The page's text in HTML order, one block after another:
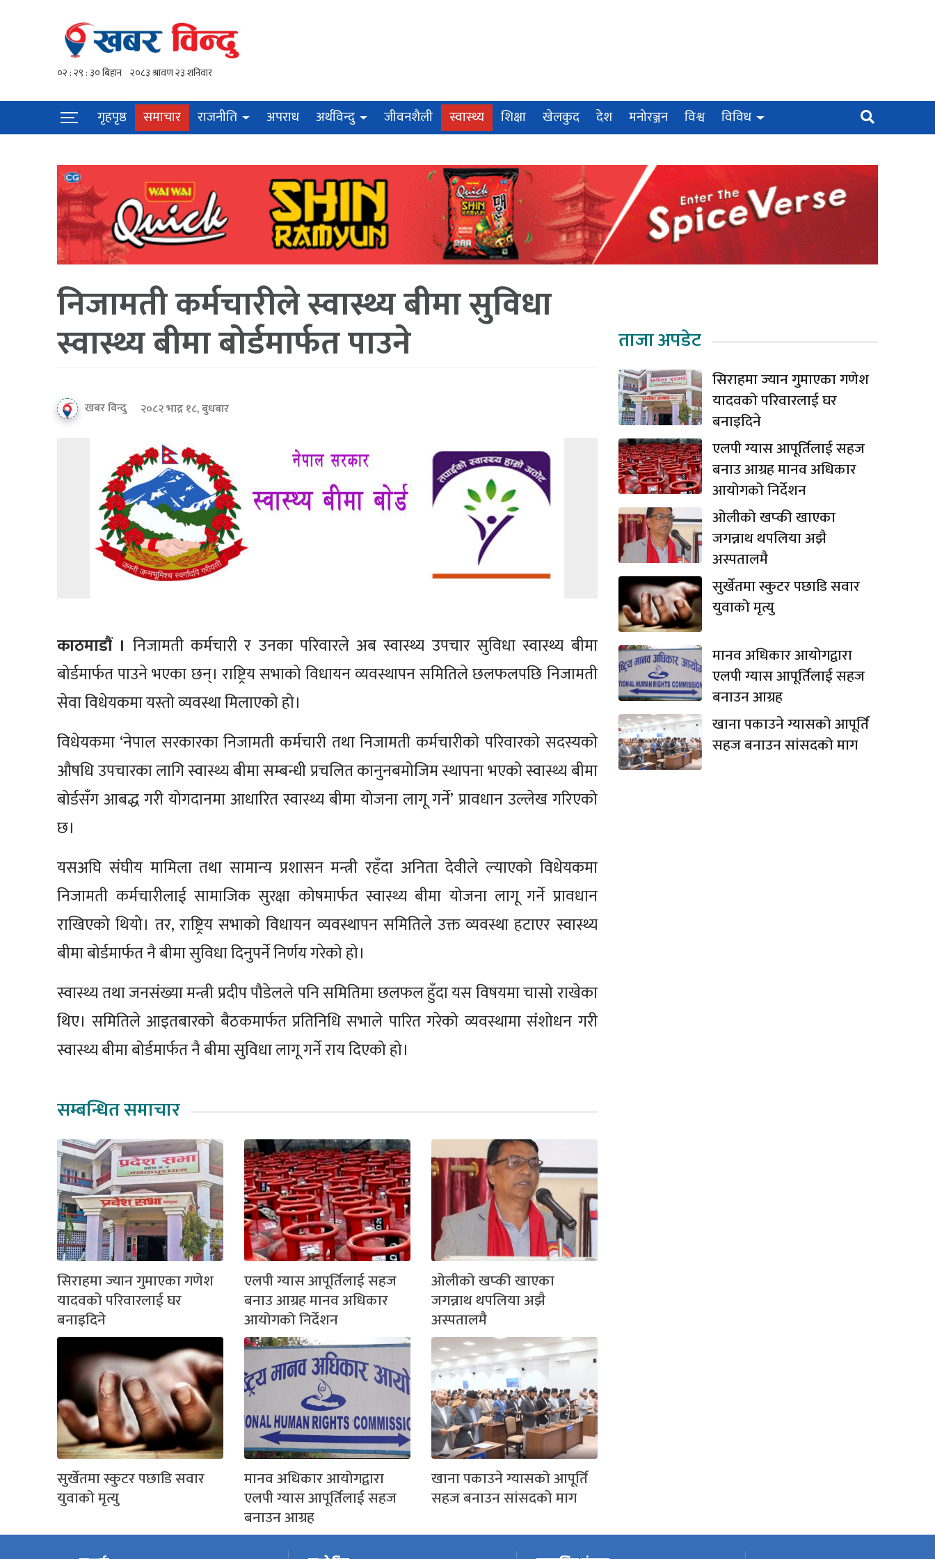
गृहपृष्ठ समाचार राजनीति अपराध अर्थविन्दु जीवनशैली स्वास्थ्य शिक्षा खेलकुद देश मनोरञ्जन विश्व विविध
निजामती कर्मचारीले स्वास्थ्य बीमा सुविधा
स्वास्थ्य बीमा बोर्डमार्फत पाउने
खबर विन्दु २०८२ भाद्र १८, बुधबार
काठमाडौं । निजामती कर्मचारी र उनका परिवारले अब स्वास्थ्य उपचार सुविधा स्वास्थ्य बीमा
बोर्डमार्फत पाउने भएका छन्। राष्ट्रिय सभाको विधायन व्यवस्थापन समितिले छलफलपछि निजामती
सेवा विधेयकमा यस्तो व्यवस्था मिलाएको हो।
विधेयकमा ‘नेपाल सरकारका निजामती कर्मचारी तथा निजामती कर्मचारीको परिवारको सदस्यको
औषधि उपचारका लागि स्वास्थ्य बीमा सम्बन्धी प्रचलित कानुनबमोजिम स्थापना भएको स्वास्थ्य बीमा
बोर्डसँग आबद्ध गरी योगदानमा आधारित स्वास्थ्य बीमा योजना लागू गर्ने’ प्रावधान उल्लेख गरिएको
छ।
यसअघि संघीय मामिला तथा सामान्य प्रशासन मन्त्री रहँदा अनिता देवीले ल्याएको विधेयकमा
निजामती कर्मचारीलाई सामाजिक सुरक्षा कोषमार्फत स्वास्थ्य बीमा योजना लागू गर्ने प्रावधान
राखिएको थियो। तर, राष्ट्रिय सभाको विधायन व्यवस्थापन समितिले उक्त व्यवस्था हटाएर स्वास्थ्य
बीमा बोर्डमार्फत नै बीमा सुविधा दिनुपर्ने निर्णय गरेको हो।
स्वास्थ्य तथा जनसंख्या मन्त्री प्रदीप पौडेलले पनि समितिमा छलफल हुँदा यस विषयमा चासो राखेका
थिए। समितिले आइतबारको बैठकमार्फत प्रतिनिधि सभाले पारित गरेको व्यवस्थामा संशोधन गरी
स्वास्थ्य बीमा बोर्डमार्फत नै बीमा सुविधा लागू गर्ने राय दिएको हो।
सम्बन्धित समाचार
सिराहमा ज्यान गुमाएका गणेश
यादवको परिवारलाई घर
बनाइदिने
एलपी ग्यास आपूर्तिलाई सहज
बनाउ आग्रह मानव अधिकार
आयोगको निर्देशन
ओलीको खप्की खाएका
जगन्नाथ थपलिया अझै
अस्पतालमै
सुर्खेतमा स्कुटर पछाडि सवार
युवाको मृत्यु
मानव अधिकार आयोगद्वारा
एलपी ग्यास आपूर्तिलाई सहज
बनाउन आग्रह
खाना पकाउने ग्यासको आपूर्ति
सहज बनाउन सांसदको माग
ताजा अपडेट
सिराहमा ज्यान गुमाएका गणेश
यादवको परिवारलाई घर
बनाइदिने
एलपी ग्यास आपूर्तिलाई सहज
बनाउ आग्रह मानव अधिकार
आयोगको निर्देशन
ओलीको खप्की खाएका
जगन्नाथ थपलिया अझै
अस्पतालमै
सुर्खेतमा स्कुटर पछाडि सवार
युवाको मृत्यु
मानव अधिकार आयोगद्वारा
एलपी ग्यास आपूर्तिलाई सहज
बनाउन आग्रह
खाना पकाउने ग्यासको आपूर्ति
सहज बनाउन सांसदको माग